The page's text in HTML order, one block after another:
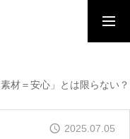
素材＝安心」とは限らない
2025.07.05